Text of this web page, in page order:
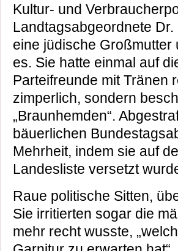
Kultur- und
Landtagsabgeordnete
eine jüdische Großmutter
es. Sie hatte einmal auf
Parteifreunde mit Tränen
zimperlich, sondern
„Braunhemden“.
bäuerlichen
Mehrheit, indem sie auf
Landesliste versetzt
Raue politische Sitten,
Sie irritierten sogar die
mehr recht wusste,